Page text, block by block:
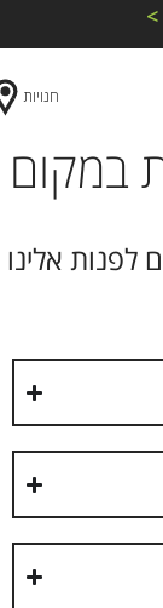
חנויות
במקום
אלינו